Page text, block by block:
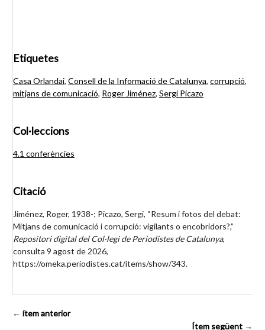
Etiquetes
Casa Orlandai, Consell de la Informació de Catalunya, corrupció,
mitjans de comunicació, Roger Jiménez, Sergi Picazo
Col·leccions
4.1 conferències
Citació
Jiménez, Roger, 1938-; Picazo, Sergi, “Resum i fotos del debat:
Mitjans de comunicació i corrupció: vigilants o encobridors?,”
Repositori digital del Col·legi de Periodistes de Catalunya,
consulta 9 agost de 2026,
https://omeka.periodistes.cat/items/show/343.
← ítem anterior
Ítem següent →